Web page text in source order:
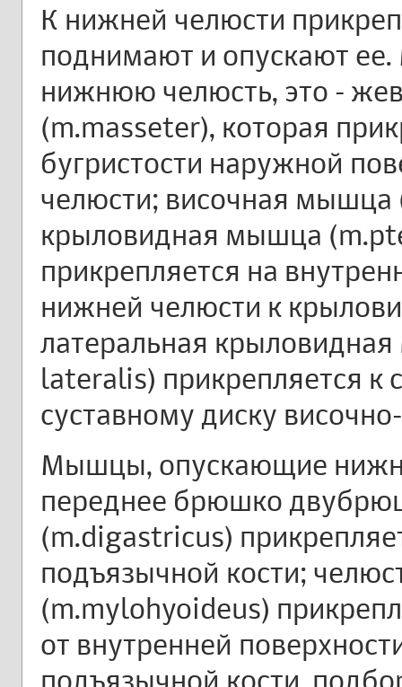
К нижней челюсти
поднимают и опускают
нижнюю челюсть, это -
(m.masseter), которая
бугристости наружной
челюсти; височная
крыловидная мышца
прикрепляется на
нижней челюсти к
латеральная
lateralis) прикрепляется к
суставному диску
Мышцы, опускающие
переднее брюшко
(m.digastricus)
подъязычной кости;
(m.mylohyoideus)
от внутренней
подъязычной кости,